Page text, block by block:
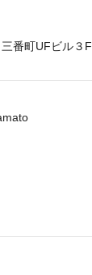
番町UFビル３F